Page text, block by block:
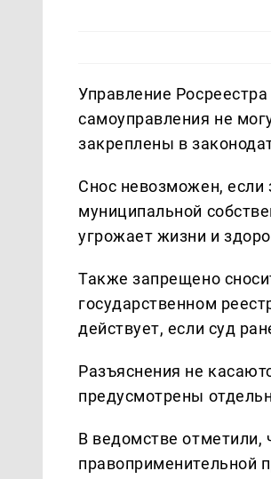
Управление
самоуправления не
закреплены в
Снос невозможен, если
муниципальной
угрожает жизни и
Также запрещено
государственном
действует, если суд
Разъяснения не
предусмотрены
В ведомстве отметили,
правоприменительной